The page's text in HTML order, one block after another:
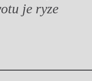
je ryze